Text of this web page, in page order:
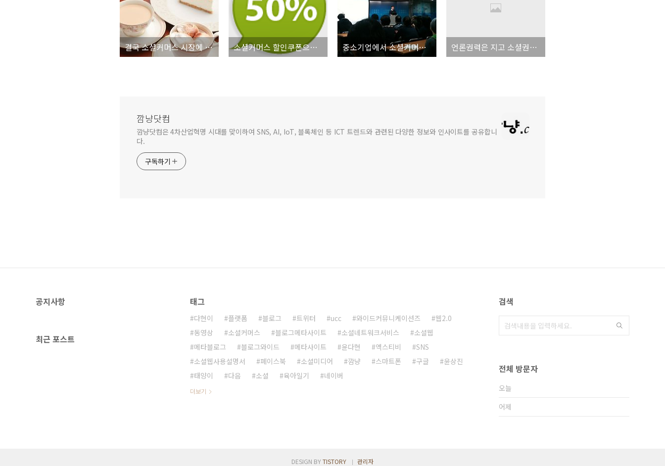
결국 소셜커머스 시장에 공정위가 개입하는건가? 소셜커머스 할인쿠폰으로 이용한 업소에 불만이 더 많은 이유는? 중소기업에서 소셜커머스를 도입하지 못하는 이유? 문제는 비즈니스를 바라보는 관점의 차이 언론권력은 지고 소셜권력은 뜨고.. 이건 엄청난 패러다임의 변화!
깜냥닷컴
깜냥닷컴은 4차산업혁명 시대를 맞이하여 SNS, AI, IoT, 블록체인 등 ICT 트렌드와 관련된 다양한 정보와 인사이트를 공유합니
다.
구독하기
공지사항
최근 포스트
태그
다현이 플랫폼 블로그 트위터 ucc 와이드커뮤니케이션즈
웹2.0
동영상
소셜커머스 블로그메타사이트 소셜네트워크서비스
소셜웹
메타블로그
블로그와이드 메타사이트 윤다현 엑스티비
SNS
소셜웹사용설명서
페이스북 소셜미디어 깜냥 스마트폰 구글
윤상진
태양이
다음 소셜 육아일기 네이버
더보기
검색
전체 방문자
오늘
어제
DESIGN BYTISTORY 관리자